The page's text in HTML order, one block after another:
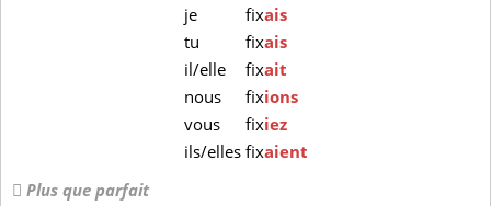
je
fixais
tu
fixais
il/elle
fixait
nous
fixions
vous
fixiez
ils/elles fixaient
Plus que parfait